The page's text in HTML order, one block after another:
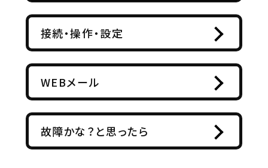
接続・操作・設定
WEBメール
故障かな？と思ったら